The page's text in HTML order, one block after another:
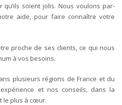
soient jolis. Nous voulons par-
aide, pour faire connaître votre
proche de ses clients, ce qui nous
à vos besoins.
plusieurs régions de France et du
et nos conseils, dans la
le plus à cœur.